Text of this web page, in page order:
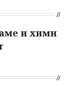
и химн